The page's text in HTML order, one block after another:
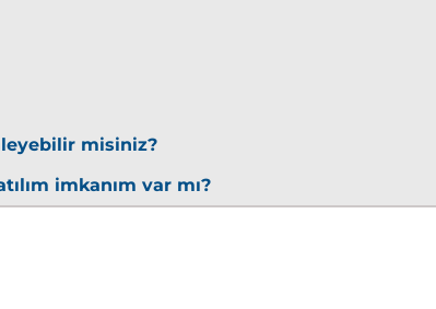
misiniz?
imkanım var mı?